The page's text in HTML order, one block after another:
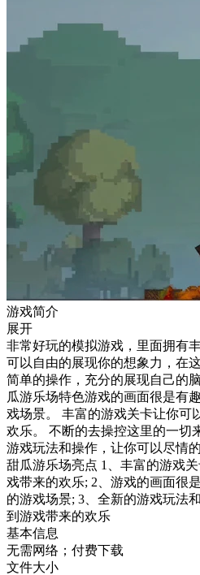
游戏简介
展开
非常好玩的模拟游戏，里面拥有
可以自由的展现你的想象力，在
简单的操作，充分的展现自己的
瓜游乐场特色游戏的画面很是有
戏场景。 丰富的游戏关卡让你可
欢乐。 不断的去操控这里的一切
游戏玩法和操作，让你可以尽情
甜瓜游乐场亮点 1、丰富的游戏
戏带来的欢乐; 2、游戏的画面很
的游戏场景; 3、全新的游戏玩法
到游戏带来的欢乐
基本信息
无需网络；付费下载
文件大小